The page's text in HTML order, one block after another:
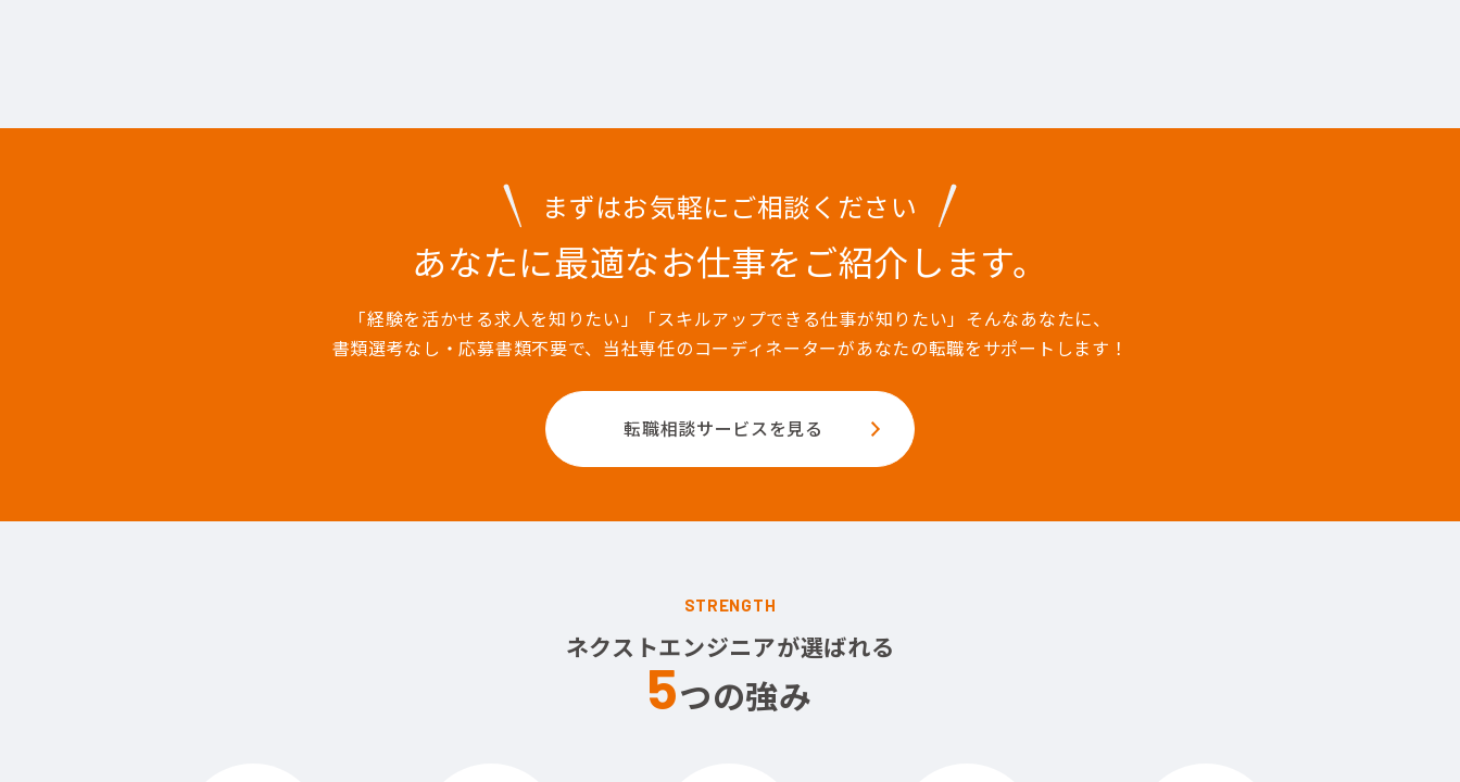
まずはお気軽にご相談ください
あなたに最適なお仕事を ご紹介します。
「経験を活かせる求人を知りたい」「スキルアップできる仕事が知りたい」そんなあなたに、
書類選考なし・応募書類不要で、当社専任のコーディネーターがあなたの転職をサポートします！
転職相談サービスを見る
STRENGTH
ネクストエンジニアが選ばれる
5つの強み